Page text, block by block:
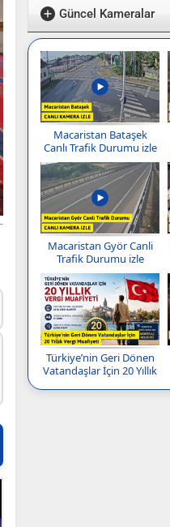
Güncel Kameralar
Macaristan Bataşek
Canlı Trafik Durumu izle
Macaristan Györ Canli
Trafik Durumu izle
Türkiye’nin Geri Dönen
Vatandaşlar İçin 20 Yıllık